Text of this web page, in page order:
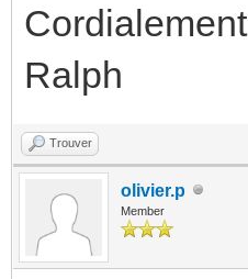
Cordialement
Ralph
Trouver
olivier.p
Member